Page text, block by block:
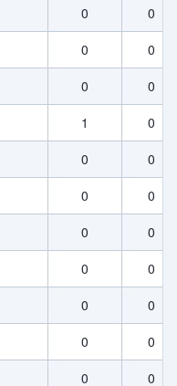
0
0
0
0
0
0
1
0
0
0
0
0
0
0
0
0
0
0
0
0
0
0